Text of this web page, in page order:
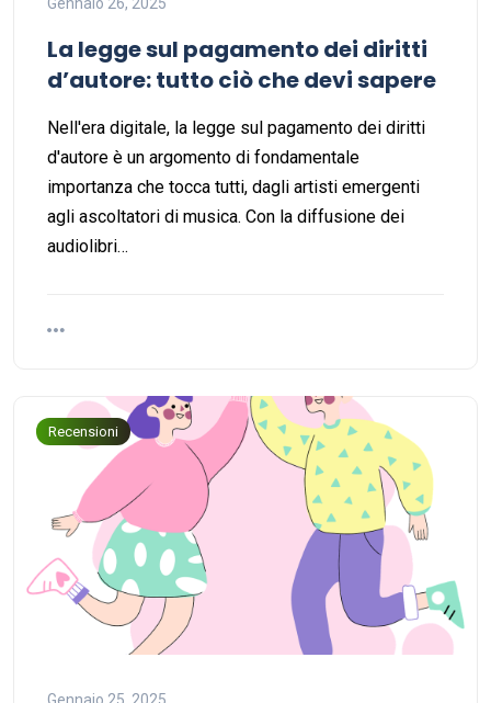
La legge sul pagamento dei diritti
d’autore: tutto ciò che devi sapere
Nell'era digitale, la legge sul pagamento dei diritti
d'autore è un argomento di fondamentale
importanza che tocca tutti, dagli artisti emergenti
agli ascoltatori di musica. Con la diffusione dei
audiolibri…
Recensioni